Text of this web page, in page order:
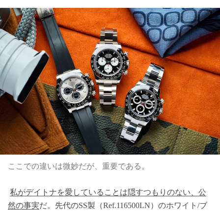
ここでの違いは微妙だが、重要である。
私がデイトナを愛していることは隠すつもりのない、公
然の事実だ。先代のSS製（Ref.116500LN）のホワイト/ブ